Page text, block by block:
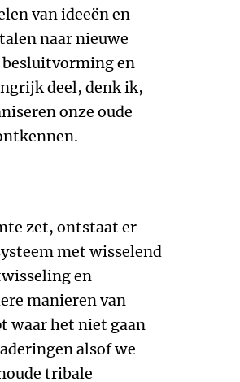
van ideeën en
naar nieuwe
en
deel, denk ik,
onze oude
zet, ontstaat er
met wisselend
en
manieren van
waar het niet gaan
alsof we
tribale